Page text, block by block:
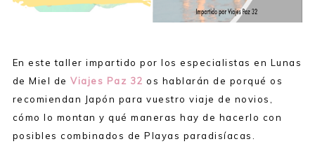
En este taller impartido por los especialistas en Lunas
de Miel deViajes Paz 32 os hablarán de porqué os
recomiendan Japón para vuestro viaje de novios,
cómo lo montan y qué maneras hay de hacerlo con
posibles combinados de Playas paradisíacas.